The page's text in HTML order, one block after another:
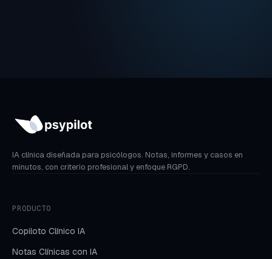
IA clínica diseñada para psicólogos. Notas, informes y casos en
minutos, con criterio profesional y enfoque RGPD.
PRODUCTO
Copiloto Clínico IA
Notas Clínicas con IA